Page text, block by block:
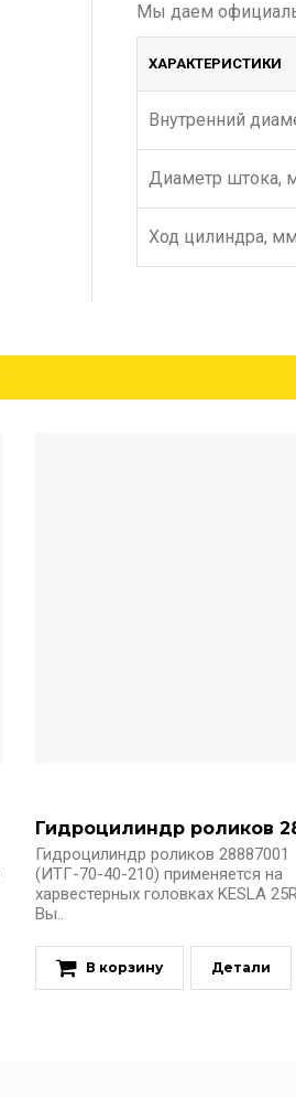
Мы даем
ХАРАКТЕРИСТИКИ
Внутренний
Диаметр штока,
Ход цилиндра, мм
Гидроцилиндр роликов 28887001
(ИТГ-70-40-210) применяется на
харвестерных головках KESLA
Вы..
В корзину Детали